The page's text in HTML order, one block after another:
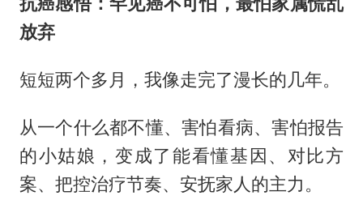
放弃
短短两个多月，我像走完了漫长的几年。
从一个什么都不懂、害怕看病、害怕报告
的小姑娘，变成了能看懂基因、对比方
案、把控治疗节奏、安抚家人的主力。